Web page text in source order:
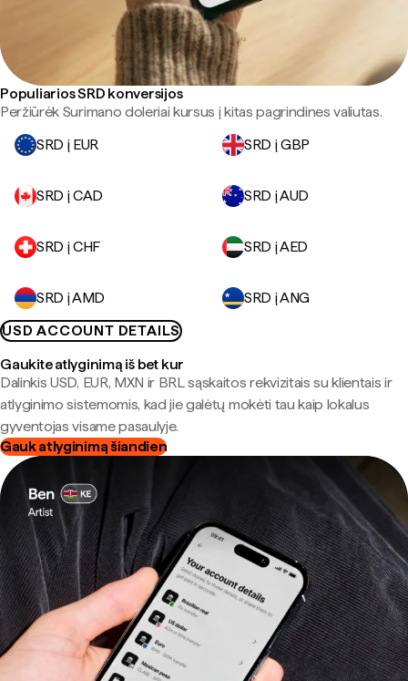
Populiarios SRD konversijos
Peržiūrėk Surimano doleriai kursus į kitas pagrindines valiutas.
SRD į EUR
SRD į GBP
SRD į CAD SRD į AUD
SRD į CHF SRD į AED
SRD į AMD
SRD į ANG
USD ACCOUNT DETAILS
Gaukite atlyginimą iš bet kur
Dalinkis USD, EUR, MXN ir BRL sąskaitos rekvizitais su klientais ir
atlyginimo sistemomis, kad jie galėtų mokėti tau kaip lokalus
gyventojas visame pasaulyje.
Gauk atlyginimą šiandien